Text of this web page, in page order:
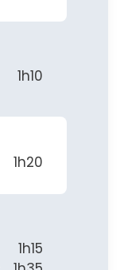
1h10
1h20
1h15